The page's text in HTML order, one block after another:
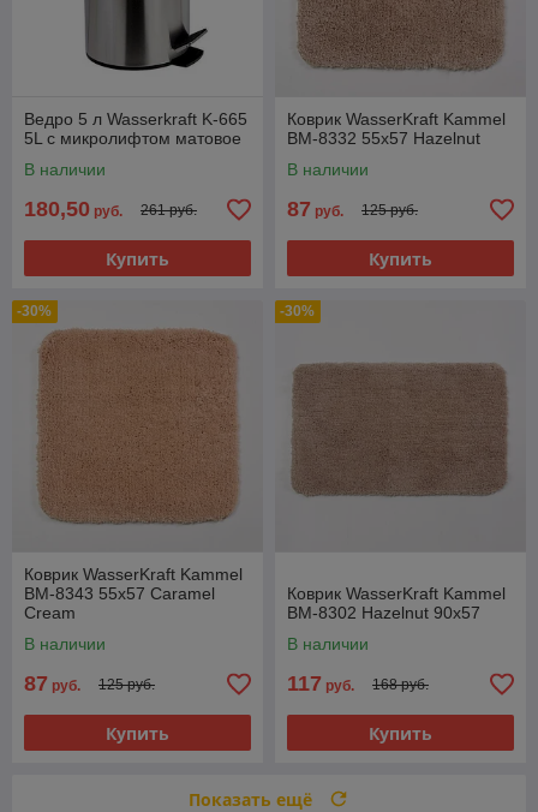
Ведро 5 л Wasserkraft K-665
5L с микролифтом матовое
В наличии
180,50 руб. 261 руб.
Купить
Коврик WasserKraft Kammel
BM-8332 55х57 Hazelnut
В наличии
87 руб. 125 руб.
Купить
-30%
Коврик WasserKraft Kammel
BM-8343 55х57 Caramel
Cream
В наличии
87 руб. 125 руб.
Купить
-30%
Коврик WasserKraft Kammel
BM-8302 Hazelnut 90х57
В наличии
117 руб. 168 руб.
Купить
Показать ещё